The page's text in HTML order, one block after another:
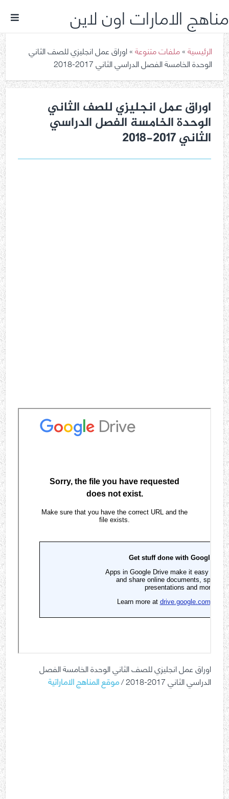
مناهج الامارات اون لاين
الرئيسية»ملفات متنوعة»اوراق عمل انجليزي للصف الثاني
الوحدة الخامسة الفصل الدراسي الثاني 2017-2018
اوراق عمل انجليزي للصف الثاني
الوحدة الخامسة الفصل الدراسي
الثاني 2017-2018
اوراق عمل انجليزي للصف الثاني الوحدة الخامسة الفصل
الدراسي الثاني 2017-2018 /
موقع المناهج الاماراتية